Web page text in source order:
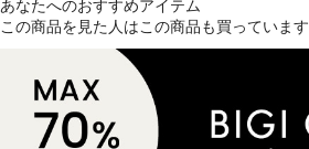
あなたへのおすすめアイテム
この商品を見た人はこの商品も買っています